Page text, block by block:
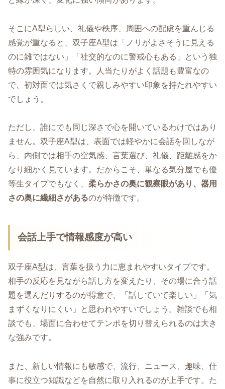
そこにA型らしい、礼儀や秩序、周囲への配慮を重んじる
感覚が重なると、双子座A型は「ノリがよさそうに見える
のに雑ではない」「社交的なのに警戒心もある」という独
特の雰囲気になります。人当たりがよく話題も豊富なの
で、初対面では気さくで親しみやすい印象を持たれやすい
でしょう。
ただし、誰にでも同じ深さで心を開いているわけではあり
ません。双子座A型は、表面では軽やかに会話を回しなが
ら、内側では相手の空気感、言葉選び、礼儀、距離感をか
なり細かく見ています。だからこそ、単なる気分屋でも優
等生タイプでもなく、 柔らかさの奥に観察眼があり、器用
さの奥に繊細さがあるのが特徴です。
会話上手で情報感度が高い
双子座A型は、言葉を扱う力に恵まれやすいタイプです。
相手の反応を見ながら話し方を変えたり、その場に合う話
題を選んだりするのが得意で、「話していて楽しい」「気
まずくなりにくい」と思われやすいでしょう。雑談でも相
談でも、場面に合わせてテンポを切り替えられるのは大き
な強みです。
また、新しい情報にも敏感で、流行、ニュース、趣味、仕
事に役立つ知識などを自然に取り入れるのが上手です。た